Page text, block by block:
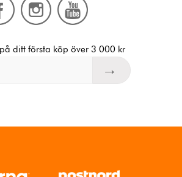
ditt första köp över 3 000 kr